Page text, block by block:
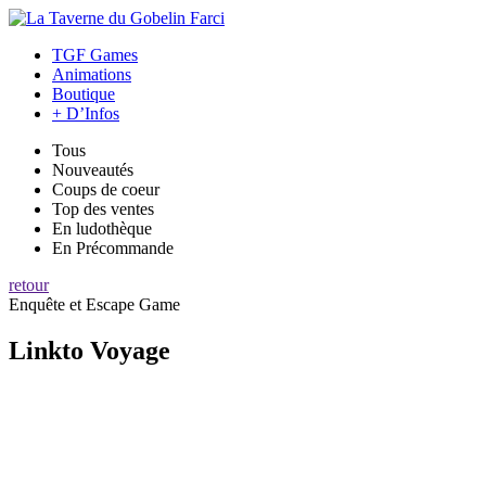
TGF Games
Animations
Boutique
+ D’Infos
Tous
Nouveautés
Coups de coeur
Top des ventes
En ludothèque
En Précommande
retour
Enquête et Escape Game
Linkto Voyage